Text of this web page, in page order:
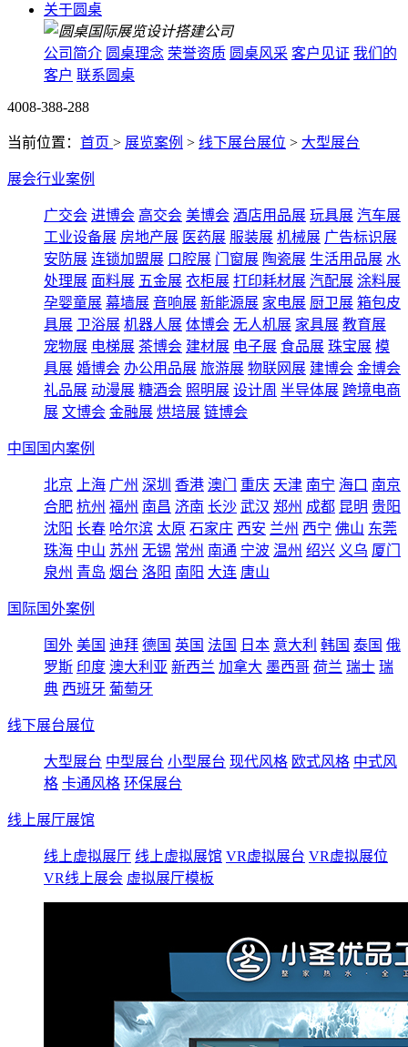
关于圆桌
公司简介 圆桌理念 荣誉资质 圆桌风采 客户见证 我们的
客户 联系圆桌
4008-388-288
当前位置： 首页 > 展览案例 > 线下展台展位 > 大型展台
展会行业案例
广交会 进博会 高交会 美博会 酒店用品展 玩具展 汽车展
工业设备展 房地产展 医药展 服装展 机械展 广告标识展
安防展 连锁加盟展 口腔展 门窗展 陶瓷展 生活用品展 水
处理展 面料展 五金展 衣柜展 打印耗材展 汽配展 涂料展
孕婴童展 幕墙展 音响展 新能源展 家电展 厨卫展 箱包皮
具展 卫浴展 机器人展 体博会 无人机展 家具展 教育展
宠物展 电梯展 茶博会 建材展 电子展 食品展 珠宝展 模
具展 婚博会 办公用品展 旅游展 物联网展 建博会 金博会
礼品展 动漫展 糖酒会 照明展 设计周 半导体展 跨境电商
展 文博会 金融展 烘培展 链博会
中国国内案例
北京 上海 广州 深圳 香港 澳门 重庆 天津 南宁 海口 南京
合肥 杭州 福州 南昌 济南 长沙 武汉 郑州 成都 昆明 贵阳
沈阳 长春 哈尔滨 太原 石家庄 西安 兰州 西宁 佛山 东莞
珠海 中山 苏州 无锡 常州 南通 宁波 温州 绍兴 义乌 厦门
泉州 青岛 烟台 洛阳 南阳 大连 唐山
国际国外案例
国外 美国 迪拜 德国 英国 法国 日本 意大利 韩国 泰国 俄
罗斯 印度 澳大利亚 新西兰 加拿大 墨西哥 荷兰 瑞士 瑞
典 西班牙 葡萄牙
线下展台展位
大型展台 中型展台 小型展台 现代风格 欧式风格 中式风
格 卡通风格 环保展台
线上展厅展馆
线上虚拟展厅 线上虚拟展馆 VR虚拟展台 VR虚拟展位
VR线上展会 虚拟展厅模板